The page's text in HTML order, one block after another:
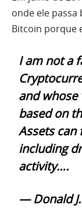
onde ele
Bitcoin porque
I am not a
and whose
based on
Assets
including
activity….
— Donald